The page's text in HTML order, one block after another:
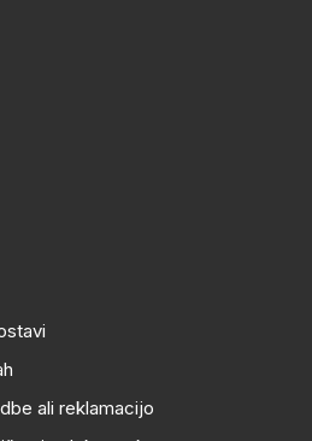
ali reklamacijo